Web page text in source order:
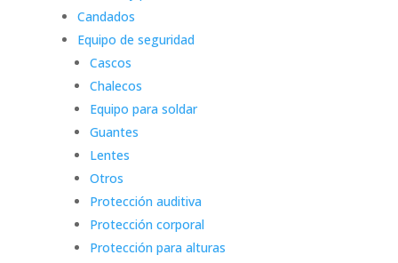
Candados
Equipo de seguridad
Cascos
Chalecos
Equipo para soldar
Guantes
Lentes
Otros
Protección auditiva
Protección corporal
Protección para alturas